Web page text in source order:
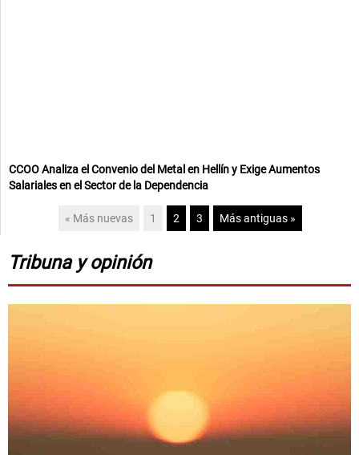
CCOO Analiza el Convenio del Metal en Hellín y Exige Aumentos
Salariales en el Sector de la Dependencia
« Más nuevas 1 2 3 Más antiguas »
Tribuna y opinión